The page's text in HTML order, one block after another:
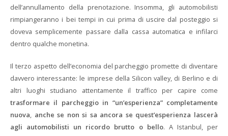
dell’annullamento della prenotazione. Insomma, gli automobilisti
rimpiangeranno i bei tempi in cui prima di uscire dal posteggio si
doveva semplicemente passare dalla cassa automatica e infilarci
dentro qualche monetina.
Il terzo aspetto dell’economia del parcheggio promette di diventare
davvero interessante: le imprese della Silicon valley, di Berlino e di
altri luoghi studiano attentamente il traffico per capire come
trasformare il parcheggio in “un’esperienza” completamente
nuova, anche se non si sa ancora se quest’esperienza lascerà
agli automobilisti un ricordo brutto o bello. A Istanbul, per